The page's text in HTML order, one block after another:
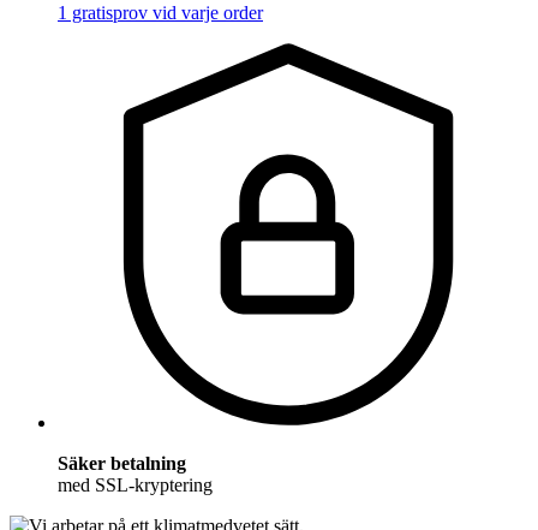
1 gratisprov vid varje order
Säker betalning
med SSL-kryptering